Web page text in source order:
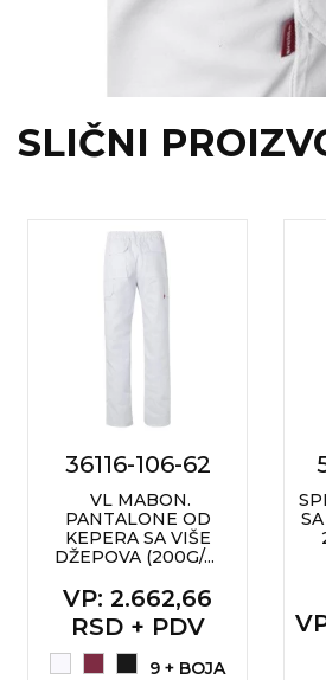
SLIČNI
36116-106-62
VL MABON.
PANTALONE OD
KEPERA SA VIŠE
DŽEPOVA (200G/...
VP: 2.662,66
RSD + PDV
9 + BOJA